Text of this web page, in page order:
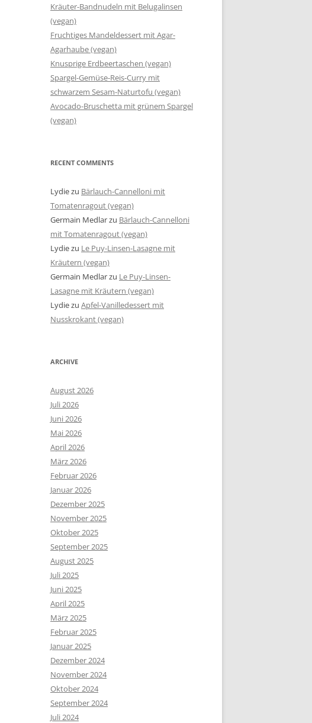
Kräuter-Bandnudeln mit Belugalinsen
(vegan)
Fruchtiges Mandeldessert mit Agar-
Agarhaube (vegan)
Knusprige Erdbeertaschen (vegan)
Spargel-Gemüse-Reis-Curry mit
schwarzem Sesam-Naturtofu (vegan)
Avocado-Bruschetta mit grünem Spargel
(vegan)
RECENT COMMENTS
Lydiezu Bärlauch-Cannelloni mit
Tomatenragout (vegan)
Germain Medlarzu Bärlauch-Cannelloni
mit Tomatenragout (vegan)
Lydiezu Le Puy-Linsen-Lasagne mit
Kräutern (vegan)
Germain Medlarzu Le Puy-Linsen-
Lasagne mit Kräutern (vegan)
Lydiezu Apfel-Vanilledessert mit
Nusskrokant (vegan)
ARCHIVE
August 2026
Juli 2026
Juni 2026
Mai 2026
April 2026
März 2026
Februar 2026
Januar 2026
Dezember 2025
November 2025
Oktober 2025
September 2025
August 2025
Juli 2025
Juni 2025
April 2025
März 2025
Februar 2025
Januar 2025
Dezember 2024
November 2024
Oktober 2024
September 2024
Juli 2024